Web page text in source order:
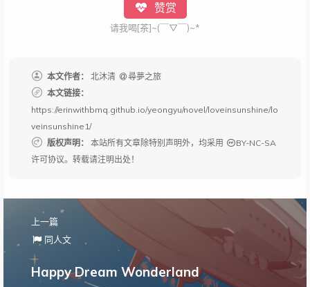
赞赏
请我喝[茶]~(￣▽￣)~*
本文作者： 北沐清
尋夢之旅
本文链接：
https://erinwithbmq.github.io/yeongyu/novel/loveinsunshine/lo
veinsunshine1/
版权声明： 本站所有文章除特别声明外，均采用
BY-NC-SA
许可协议。转载请注明出处！
上一篇
同人文
Happy Dream Wonderland